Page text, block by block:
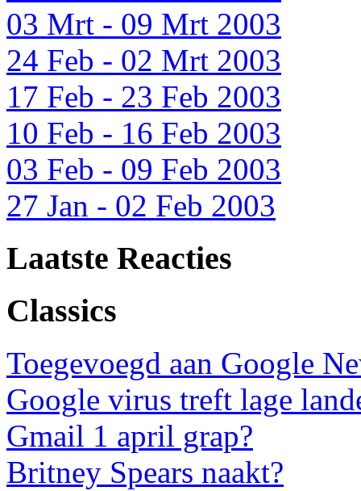
03 Mrt - 09 Mrt 2003
24 Feb - 02 Mrt 2003
17 Feb - 23 Feb 2003
10 Feb - 16 Feb 2003
03 Feb - 09 Feb 2003
27 Jan - 02 Feb 2003
Laatste Reacties
Classics
Toegevoegd aan Google
Google virus treft lage
Gmail 1 april grap?
Britney Spears naakt?